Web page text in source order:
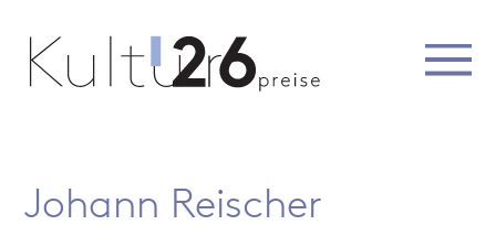
Johann Reischer